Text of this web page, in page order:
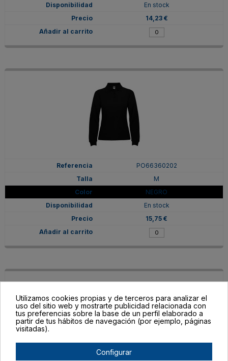
En stock
14,23 €
PO66360202
M
NEGRO
En stock
15,75 €
Utilizamos cookies propias y de terceros para analizar el
uso del sitio web y mostrarte publicidad relacionada con
tus preferencias sobre la base de un perfil elaborado a
partir de tus hábitos de navegación (por ejemplo, páginas
visitadas).
Configurar